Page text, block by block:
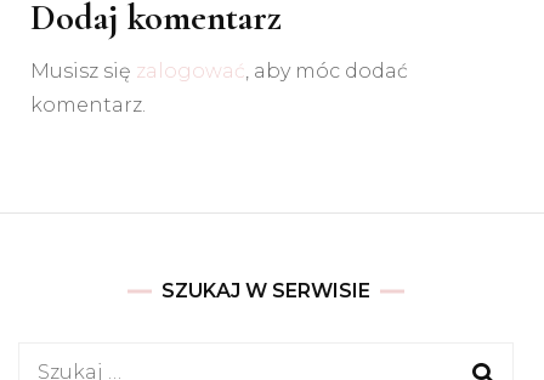
Dodaj komentarz
Musisz się zalogować, aby móc dodać
komentarz.
SZUKAJ W SERWISIE
Szukaj: